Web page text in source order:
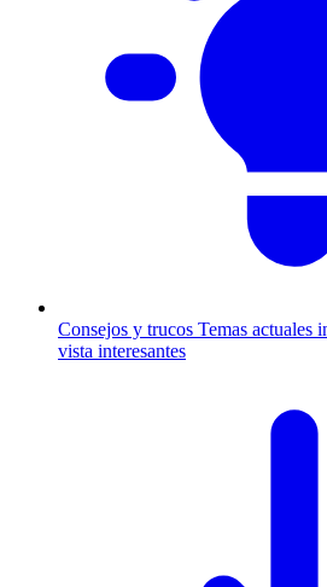
Consejos y trucos Temas actuales
vista interesantes